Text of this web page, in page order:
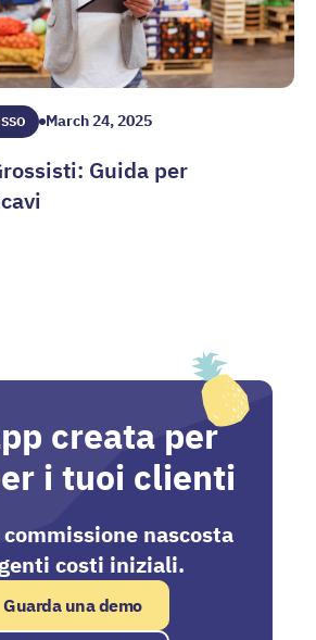
March 24, 2025
Guida per
creata per
i tuoi clienti
commissione nascosta
costi iniziali.
Guarda una demo